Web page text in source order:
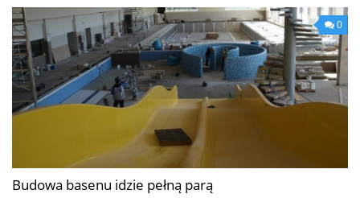
0
Budowa basenu idzie pełną parą